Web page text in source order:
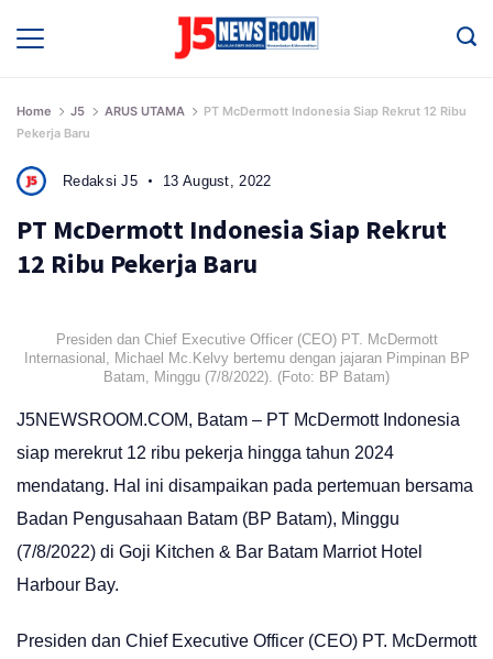
Home J5 ARUS UTAMA
PT McDermott Indonesia Siap Rekrut 12 Ribu
Pekerja Baru
Redaksi J5 13 August, 2022
PT McDermott Indonesia Siap Rekrut
12 Ribu Pekerja Baru
Presiden dan Chief Executive Officer (CEO) PT. McDermott
Internasional, Michael Mc.Kelvy bertemu dengan jajaran Pimpinan BP
Batam, Minggu (7/8/2022). (Foto: BP Batam)
J5NEWSROOM.COM, Batam – PT McDermott Indonesia
siap merekrut 12 ribu pekerja hingga tahun 2024
mendatang. Hal ini disampaikan pada pertemuan bersama
Badan Pengusahaan Batam (BP Batam), Minggu
(7/8/2022) di Goji Kitchen & Bar Batam Marriot Hotel
Harbour Bay.
Presiden dan Chief Executive Officer (CEO) PT. McDermott